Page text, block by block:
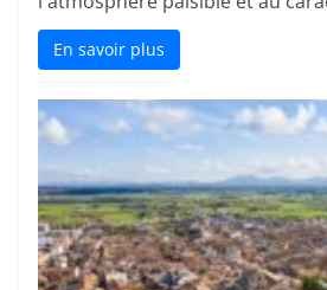
En savoir plus